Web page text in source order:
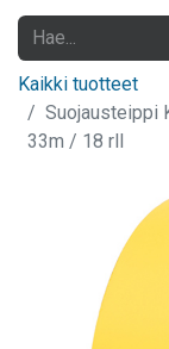
Kaikki tuotteet
Suojausteippi
33m / 18 rll